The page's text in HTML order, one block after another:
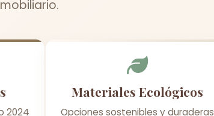
2024
Materiales Ecológicos
Opciones sostenibles y duraderas